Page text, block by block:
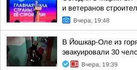
и ветеранов
Вчера, 19:48
В Йошкар-Оле из
эвакуировали 30
Вчера, 19:39